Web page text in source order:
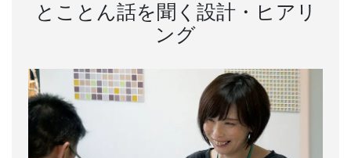
とことん話を聞く設計・ヒアリ
ング